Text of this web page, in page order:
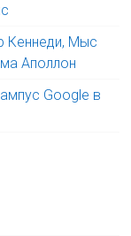
Кеннеди, Мыс
Аполлон
Google в